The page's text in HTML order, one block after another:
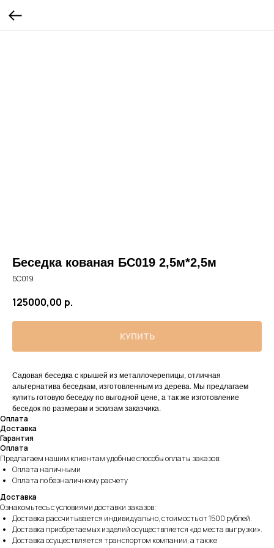
Беседка кованая БС019 2,5м*2,5м
БС019
125000,00 р.
КУПИТЬ
Садовая беседка с крышей из металлочерепицы, отличная
альтернатива беседкам, изготовленным из дерева. Мы предлагаем
купить готовую беседку по выгодной цене, а так же изготовление
беседок по размерам и эскизам заказчика.
Оплата
Доставка
Гарантия
Оплата
Предлагаем нашим клиентам удобные способы оплаты заказов:
Оплата наличными
Оплата по безналичному расчету
Доставка
Ознакомьтесь с условиями доставки заказов:
Доставка рассчитывается индивидуально, стоимость от 1500 рублей.
Доставка приобретаемых изделий осуществляется «до места выгрузки».
Доставка осуществляется транспортом компании, а также